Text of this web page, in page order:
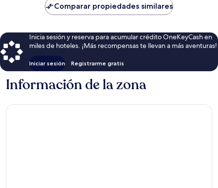
de
$300
Comparar propiedades similares
Inicia sesión y reserva para acumular crédito OneKeyCash en
miles de hoteles. ¡Más recompensas te llevan a más aventuras!
Iniciar sesión Registrarme gratis
Información de la zona